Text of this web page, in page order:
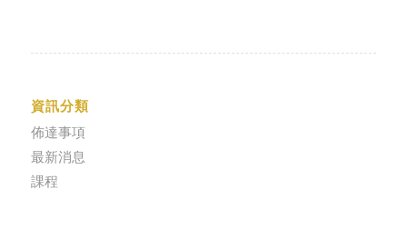
資訊分類
佈達事項
最新消息
課程